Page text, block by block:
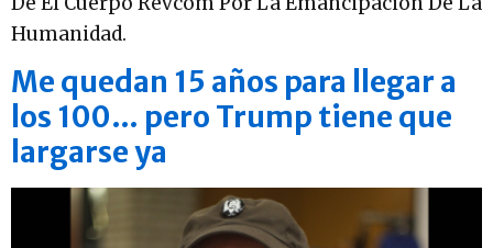
Humanidad.
Me quedan 15 años para llegar a
los 100… pero Trump tiene que
largarse ya